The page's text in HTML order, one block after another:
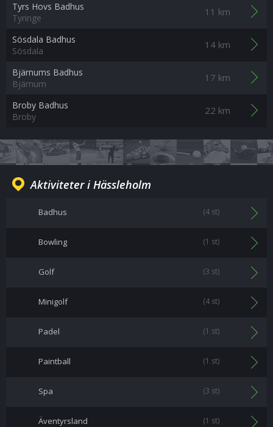
Tyrs Hovs Badhus
Tyringe
11 km
Sösdala Badhus
Sösdala
14 km
Bjärnums Badhus
Bjärnum
17 km
Broby Badhus
Broby
22 km
Aktiviteter i Hässleholm
Badhus (4 st)
Bowling (1 st)
Golf (3 st)
Minigolf (4 st)
Padel (1 st)
Paintball (1 st)
Spa (3 st)
Äventyrsland (1 st)